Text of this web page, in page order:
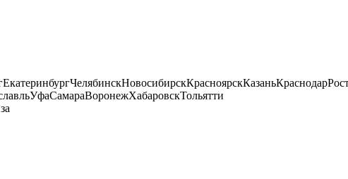
ЕкатеринбургЧелябинскНовосибирскКрасноярскКазаньКраснодар
УфаСамараВоронежХабаровскТольятти